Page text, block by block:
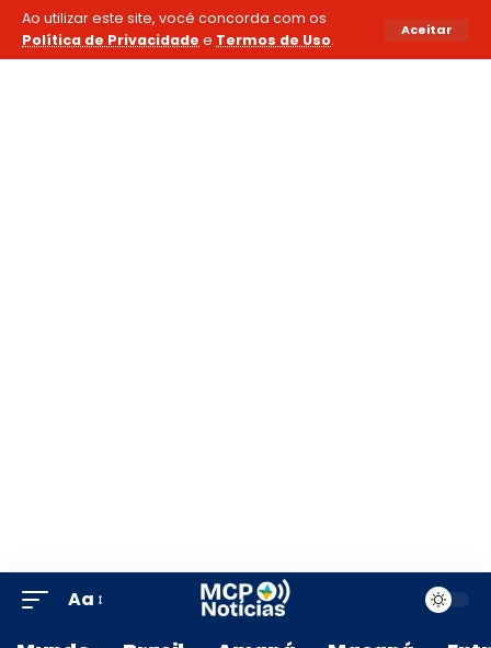
Ao utilizar este site, você concorda com os
Política de Privacidade e Termos de Uso.
Aceitar
Aa